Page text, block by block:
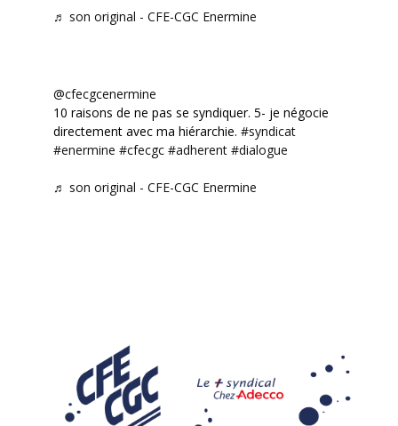
♬ son original - CFE-CGC Enermine
@cfecgcenermine
10 raisons de ne pas se syndiquer. 5- je négocie
directement avec ma hiérarchie. #syndicat
#enermine #cfecgc #adherent #dialogue
♬ son original - CFE-CGC Enermine